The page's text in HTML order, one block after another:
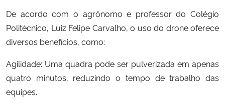
De acordo com o agrônomo e professor do Colégio
Politécnico, Luiz Felipe Carvalho, o uso do drone oferece
diversos benefícios, como:
Agilidade: Uma quadra pode ser pulverizada em apenas
quatro minutos, reduzindo o tempo de trabalho das
equipes.